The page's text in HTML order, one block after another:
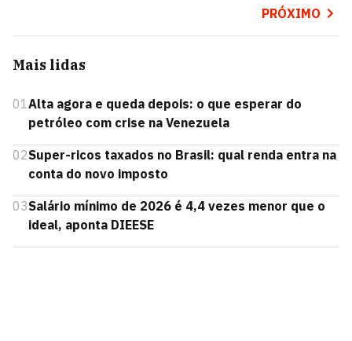
PRÓXIMO
Mais lidas
01Alta agora e queda depois: o que esperar do
petróleo com crise na Venezuela
02Super-ricos taxados no Brasil: qual renda entra na
conta do novo imposto
03Salário mínimo de 2026 é 4,4 vezes menor que o
ideal, aponta DIEESE